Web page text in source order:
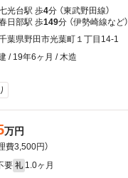
光台駅 歩4分 （東武野田線）
日部駅 歩149分 （伊勢崎線など）
葉県野田市光葉町１丁目14-1
/ 19年6ヶ月 / 木造
万円
費3,500円）
要 礼 1.0ヶ月